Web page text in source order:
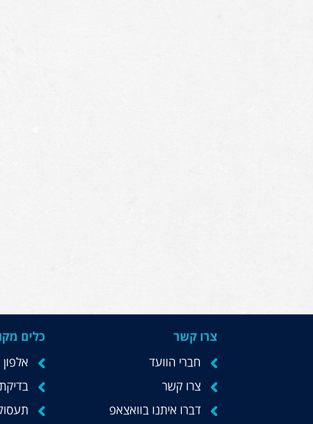
צרו קשר
חברי הוועד
צרו קשר
דברו איתנו בוואצאפ
כלים